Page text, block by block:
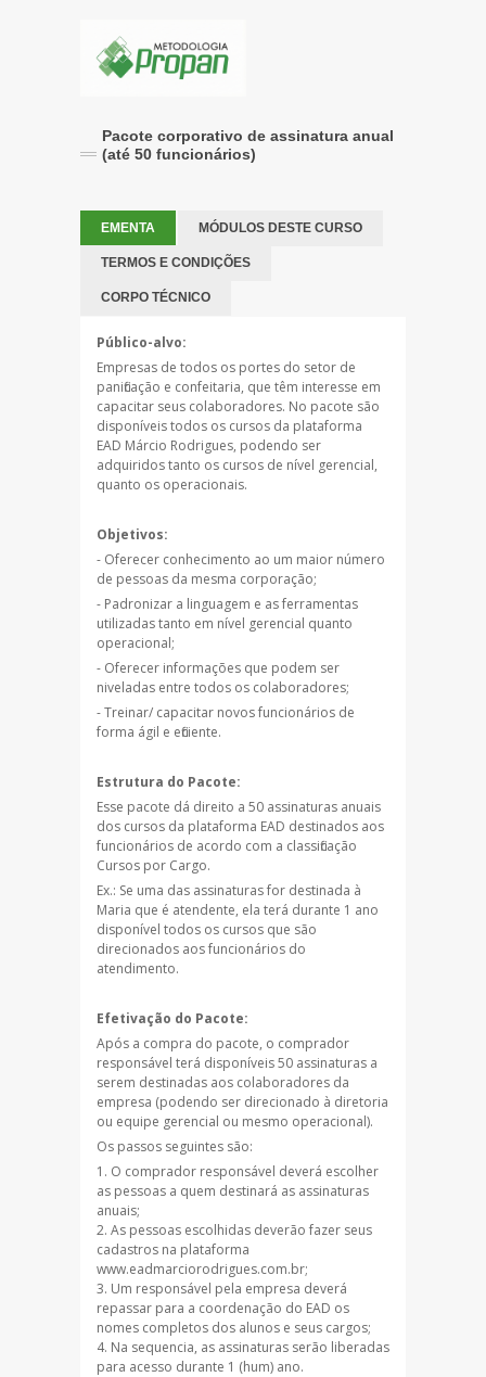
Pacote corporativo de assinatura anual
(até 50 funcionários)
EMENTA MÓDULOS DESTE CURSO
TERMOS E CONDIÇÕES
CORPO TÉCNICO
Público-alvo:
Empresas de todos os portes do setor de
panificação e confeitaria, que têm interesse em
capacitar seus colaboradores. No pacote são
disponíveis todos os cursos da plataforma
EAD Márcio Rodrigues, podendo ser
adquiridos tanto os cursos de nível gerencial,
quanto os operacionais.
Objetivos:
- Oferecer conhecimento ao um maior número
de pessoas da mesma corporação;
- Padronizar a linguagem e as ferramentas
utilizadas tanto em nível gerencial quanto
operacional;
- Oferecer informações que podem ser
niveladas entre todos os colaboradores;
- Treinar/ capacitar novos funcionários de
forma ágil e eficiente.
Estrutura do Pacote:
Esse pacote dá direito a 50 assinaturas anuais
dos cursos da plataforma EAD destinados aos
funcionários de acordo com a classificação
Cursos por Cargo.
Ex.: Se uma das assinaturas for destinada à
Maria que é atendente, ela terá durante 1 ano
disponível todos os cursos que são
direcionados aos funcionários do
atendimento.
Efetivação do Pacote:
Após a compra do pacote, o comprador
responsável terá disponíveis 50 assinaturas a
serem destinadas aos colaboradores da
empresa (podendo ser direcionado à diretoria
ou equipe gerencial ou mesmo operacional).
Os passos seguintes são:
O comprador responsável deverá escolher
as pessoas a quem destinará as assinaturas
anuais;
As pessoas escolhidas deverão fazer seus
cadastros na plataforma
www.eadmarciorodrigues.com.br;
Um responsável pela empresa deverá
repassar para a coordenação do EAD os
nomes completos dos alunos e seus cargos;
Na sequencia, as assinaturas serão liberadas
para acesso durante 1 (hum) ano.